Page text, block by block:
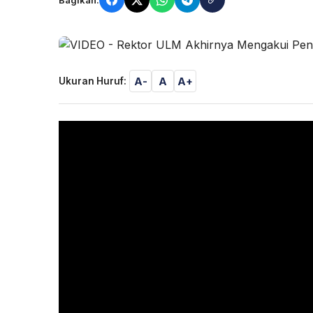
Ukuran Huruf: A- A A+